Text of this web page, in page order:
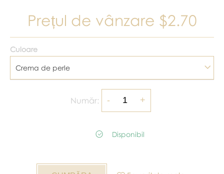
Prețul de vânzare $2.70
Culoare
Crema de perle
Număr:
Disponibil